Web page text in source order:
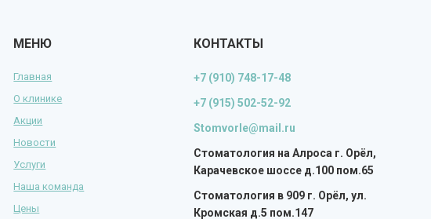
МЕНЮ
Главная
О клинике
Акции
Новости
Услуги
Наша команда
Цены
КОНТАКТЫ
+7 (910) 748-17-48
+7 (915) 502-52-92
Stomvorle@mail.ru
Cтоматология на Алроса г. Орёл,
Карачевское шоссе д.100 пом.65
Стоматология в 909 г. Орёл, ул.
Кромская д.5 пом.147